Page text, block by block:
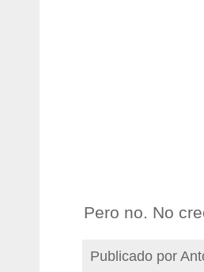
Pero no. No
Publicado por